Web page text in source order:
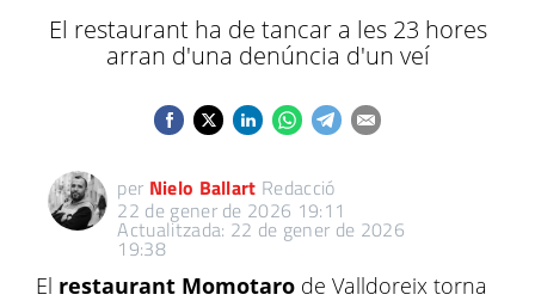
El restaurant ha de tancar a les 23 hores
arran d'una denúncia d'un veí
per Nielo Ballart Redacció
22 de gener de 2026 19:11
Actualitzada: 22 de gener de 2026
19:38
El restaurant Momotaro de Valldoreix torna